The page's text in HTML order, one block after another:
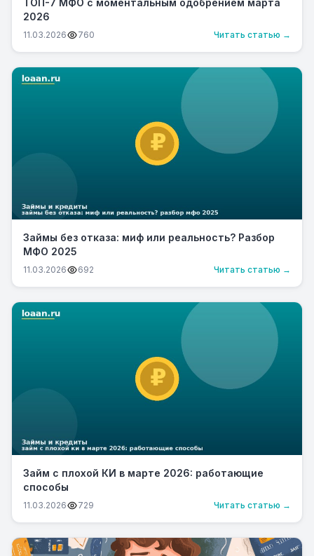
ТОП-7 МФО с моментальным одобрением марта
2026
11.03.2026 760 Читать статью →
Займы без отказа: миф или реальность? Разбор
МФО 2025
11.03.2026 692 Читать статью →
Займ с плохой КИ в марте 2026: работающие
способы
11.03.2026 729 Читать статью →